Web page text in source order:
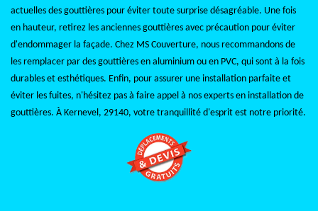
actuelles des gouttières pour éviter toute surprise désagréable. Une fois
en hauteur, retirez les anciennes gouttières avec précaution pour éviter
d'endommager la façade. Chez MS Couverture, nous recommandons de
les remplacer par des gouttières en aluminium ou en PVC, qui sont à la fois
durables et esthétiques. Enfin, pour assurer une installation parfaite et
éviter les fuites, n'hésitez pas à faire appel à nos experts en installation de
gouttières. À Kernevel, 29140, votre tranquillité d'esprit est notre priorité.